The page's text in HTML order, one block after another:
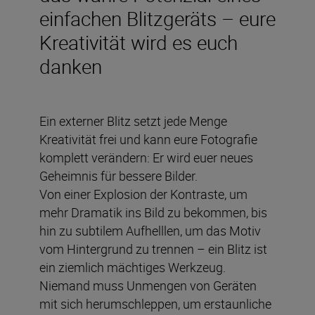
einfachen Blitzgeräts – eure
Kreativität wird es euch
danken
Ein externer Blitz setzt jede Menge
Kreativität frei und kann eure Fotografie
komplett verändern: Er wird euer neues
Geheimnis für bessere Bilder.
Von einer Explosion der Kontraste, um
mehr Dramatik ins Bild zu bekommen, bis
hin zu subtilem Aufhelllen, um das Motiv
vom Hintergrund zu trennen – ein Blitz ist
ein ziemlich mächtiges Werkzeug.
Niemand muss Unmengen von Geräten
mit sich herumschleppen, um erstaunliche